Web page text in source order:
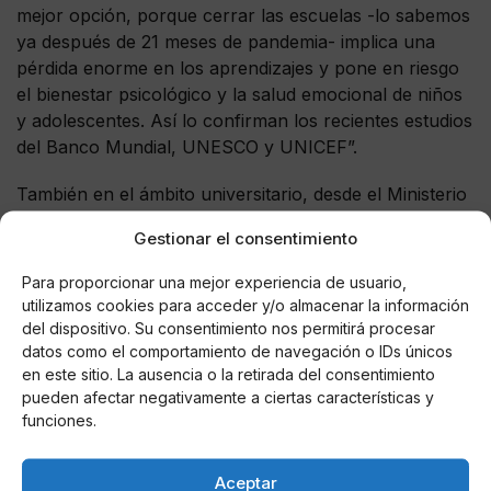
Gestionar el consentimiento
Para proporcionar una mejor experiencia de usuario,
utilizamos cookies para acceder y/o almacenar la información
del dispositivo. Su consentimiento nos permitirá procesar
datos como el comportamiento de navegación o IDs únicos
en este sitio. La ausencia o la retirada del consentimiento
pueden afectar negativamente a ciertas características y
funciones.
Aceptar
mejor opción, porque cerrar las escuelas -lo sabemos
ya después de 21 meses de pandemia- implica una
pérdida enorme en los aprendizajes y pone en riesgo
el bienestar psicológico y la salud emocional de niños
y adolescentes. Así lo confirman los recientes estudios
del Banco Mundial, UNESCO y UNICEF”.
También en el ámbito universitario, desde el Ministerio
la presencialidad en la vuelta a las clases en este inicio
del curso.
En lo relacionado con la convocatoria de exámenes, el
ministro Joan Subirats trasladó un mensaje de
tranquilidad en este aspecto: "Es una decisión
generalizada del sistema universitario que nadie pierda
convocatoria por motivo de contagio o